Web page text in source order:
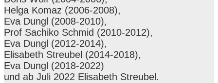
Helga Komaz (2006-2008),
Eva Dungl (2008-2010),
Prof Sachiko Schmid (2010-2012),
Eva Dungl (2012-2014),
Elisabeth Streubel (2014-2018),
Eva Dungl (2018-2022)
und ab Juli 2022 Elisabeth Streubel.